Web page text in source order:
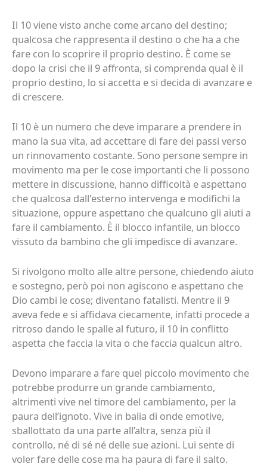
Il 10 viene visto anche come arcano del destino;
qualcosa che rappresenta il destino o che ha a che
fare con lo scoprire il proprio destino. È come se
dopo la crisi che il 9 affronta, si comprenda qual è il
proprio destino, lo si accetta e si decida di avanzare e
di crescere.
Il 10 è un numero che deve imparare a prendere in
mano la sua vita, ad accettare di fare dei passi verso
un rinnovamento costante. Sono persone sempre in
movimento ma per le cose importanti che li possono
mettere in discussione, hanno difficoltà e aspettano
che qualcosa dall'esterno intervenga e modifichi la
situazione, oppure aspettano che qualcuno gli aiuti a
fare il cambiamento. È il blocco infantile, un blocco
vissuto da bambino che gli impedisce di avanzare.
Si rivolgono molto alle altre persone, chiedendo aiuto
e sostegno, però poi non agiscono e aspettano che
Dio cambi le cose; diventano fatalisti. Mentre il 9
aveva fede e si affidava ciecamente, infatti procede a
ritroso dando le spalle al futuro, il 10 in conflitto
aspetta che faccia la vita o che faccia qualcun altro.
Devono imparare a fare quel piccolo movimento che
potrebbe produrre un grande cambiamento,
altrimenti vive nel timore del cambiamento, per la
paura dell’ignoto. Vive in balia di onde emotive,
sballottato da una parte all’altra, senza più il
controllo, né di sé né delle sue azioni. Lui sente di
voler fare delle cose ma ha paura di fare il salto.